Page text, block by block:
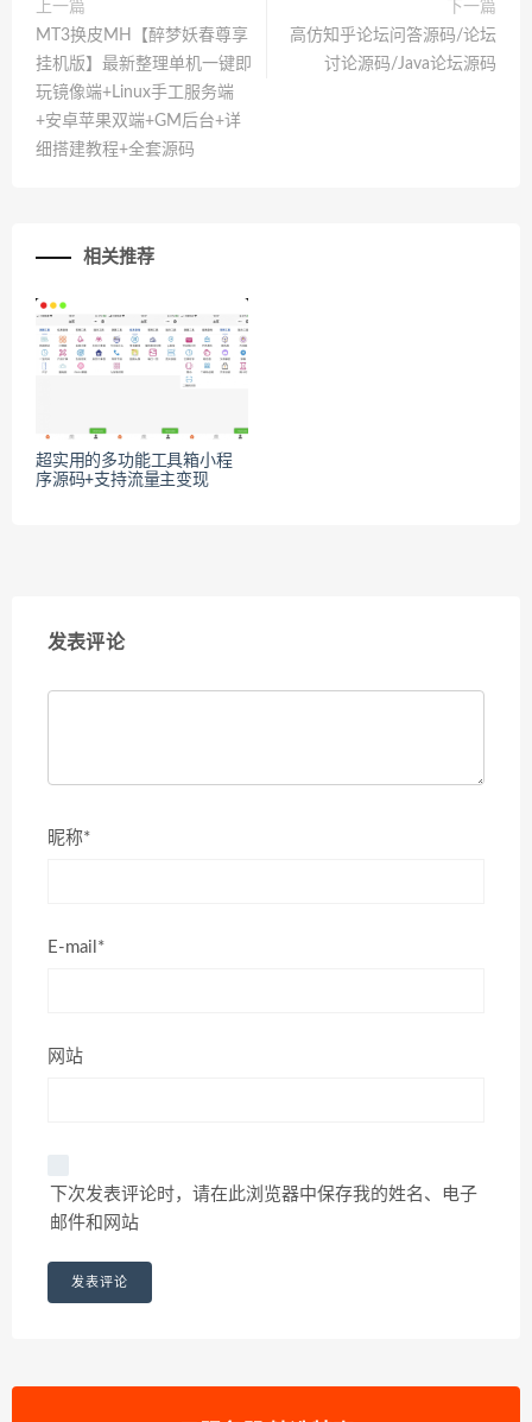
上一篇
MT3换皮MH【醉梦妖春尊享
挂机版】最新整理单机一键即
玩镜像端+Linux手工服务端
+安卓苹果双端+GM后台+详
细搭建教程+全套源码
下一篇
高仿知乎论坛问答源码/论坛
讨论源码/Java论坛源码
相关推荐
超实用的多功能工具箱小程
序源码+支持流量主变现
发表评论
昵称*
E-mail*
网站
下次发表评论时，请在此浏览器中保存我的姓名、电子
邮件和网站